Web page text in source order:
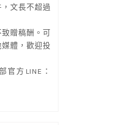
文長不超過
贈稿酬。可
體，歡迎投
官方LINE：